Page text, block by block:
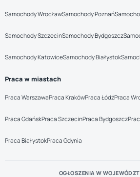
Samochody WrocławSamochody Poznań
Samochody SzczecinSamochody Bydgoszcz
Samochody KatowiceSamochody Białystok
Praca w miastach
Praca WarszawaPraca KrakówPraca ŁódźPraca
Praca GdańskPraca SzczecinPraca Bydgoszcz
Praca BiałystokPraca Gdynia
OGŁOSZENIA W